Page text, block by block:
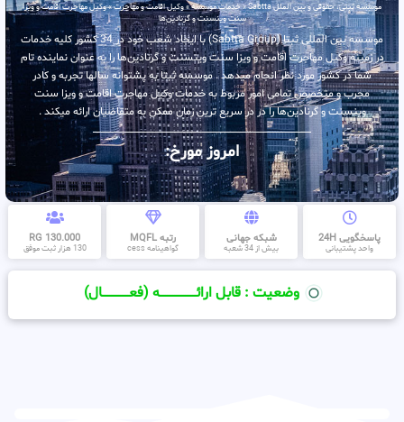
موسسه ثبتی، حقوقی و بین الملل Sabtta »خدمات موسسه»وکیل اقامت و مهاجرت»وکیل مهاجرت اقامت و ویزا
سنت وینسنت و گرنادین‌ها
موسسه بین المللی ثبتا (Sabtta Group) با ایجاد شعب خود در 34 کشور کلیه خدمات
در زمینه وکیل مهاجرت اقامت و ویزا سنت وینسنت و گرنادین‌ها را به عنوان نماینده تام
شما در کشور مورد نظر انجام میدهد . موسسه ثبتا به پشتوانه سالها تجربه و کادر
مجرب و متخصص تمامی امور مربوط به خدمات وکیل مهاجرت اقامت و ویزا سنت
وینسنت و گرنادین‌ها را در در سریع ترین زمان ممکن به متقاضیان ارائه میکند .
امروز مورخ:
پاسخگویی 24H
واحد پشتیبانی
شبکه جهانی
بیش از 34 شعبه
رتبه MQFL
گواهینامه cess
130.000 RG
130 هزار ثبت موفق
وضعیت : قابل ارائــــــــــــــــــــه (فعـــــــــــــــال)